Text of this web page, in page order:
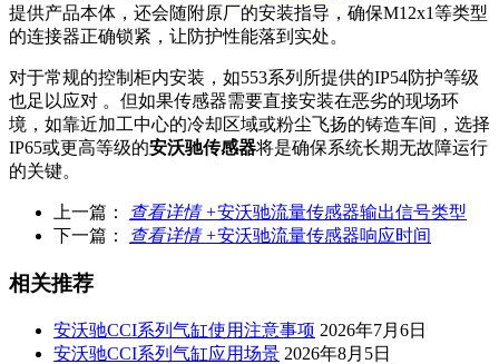
提供产品本体，还会随附原厂的安装指导，确保M12x1等类型
的连接器正确锁紧，让防护性能落到实处。
对于常规的控制柜内安装，如553系列所提供的IP54防护等级
也足以应对 。但如果传感器需要直接安装在恶劣的现场环
境，如靠近加工中心的冷却区域或粉尘飞扬的铸造车间，选择
IP65或更高等级的安沃驰传感器将是确保系统长期无故障运行
的关键。
上一篇： 查看详情 +安沃驰流量传感器输出信号类型
下一篇：
查看详情 +安沃驰流量传感器响应时间
相关推荐
安沃驰CCI系列气缸使用注意事项 2026年7月6日
安沃驰CCI系列气缸应用场景 2026年8月5日